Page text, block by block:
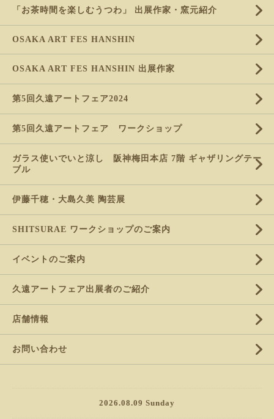
「お茶時間を楽しむうつわ」 出展作家・窯元紹介
OSAKA ART FES HANSHIN
OSAKA ART FES HANSHIN 出展作家
第5回久遠アートフェア2024
第5回久遠アートフェア ワークショップ
ガラス使いでいと涼し 阪神梅田本店 7階 ギャザリングテー
ブル
伊藤千穂・大島久美 陶芸展
SHITSURAE ワークショップのご案内
イベントのご案内
久遠アートフェア出展者のご紹介
店舗情報
お問い合わせ
2026.08.09 Sunday